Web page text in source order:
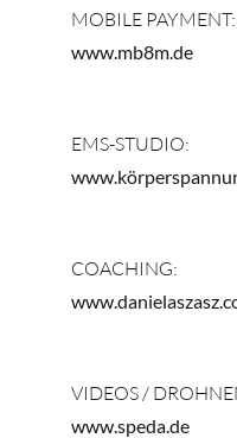
MOBILE PAYMENT:
www.mb8m.de
EMS-STUDIO:
COACHING:
VIDEOS /
www.speda.de